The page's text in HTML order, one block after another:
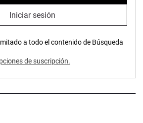
Iniciar sesión
a todo el contenido de Búsqueda
de suscripción.